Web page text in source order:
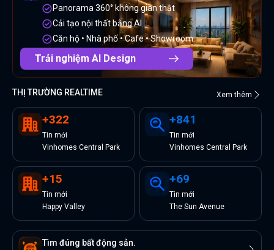
Panorama 360° không gian thật
Cải tạo nội thất bằng AI
Căn hộ • Nhà phố • Cafe • Showroom
Trải nghiệm AI Design
THỊ TRƯỜNG REALTIME Xem thêm
+322
Tin mới
Vinhomes Central Park
+841
Tin mới
Vinhomes Central Park
+15
Tin mới
Happy Valley
+69
Tin mới
The Sun Avenue
Tìm đúng bất động sản.